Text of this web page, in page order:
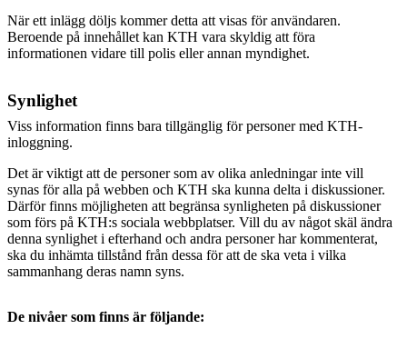
När ett inlägg döljs kommer detta att visas för användaren.
Beroende på innehållet kan KTH vara skyldig att föra
informationen vidare till polis eller annan myndighet.
Synlighet
Viss information finns bara tillgänglig för personer med KTH-
inloggning.
Det är viktigt att de personer som av olika anledningar inte vill
synas för alla på webben och KTH ska kunna delta i diskussioner.
Därför finns möjligheten att begränsa synligheten på diskussioner
som förs på KTH:s sociala webbplatser. Vill du av något skäl ändra
denna synlighet i efterhand och andra personer har kommenterat,
ska du inhämta tillstånd från dessa för att de ska veta i vilka
sammanhang deras namn syns.
De nivåer som finns är följande: